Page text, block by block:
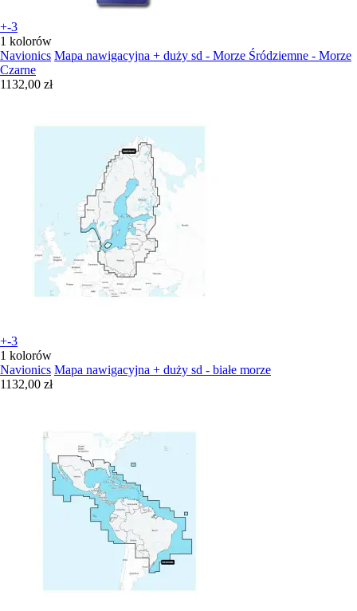
+-3
1 kolorów
Navionics Mapa nawigacyjna + duży sd - Morze Śródziemne - Morze
Czarne
1132,00 zł
+-3
1 kolorów
Navionics Mapa nawigacyjna + duży sd - białe morze
1132,00 zł